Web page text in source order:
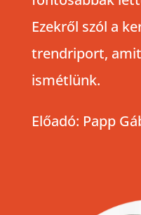
Ezekről szól a
trendriport,
ismétlünk.
Előadó: Papp